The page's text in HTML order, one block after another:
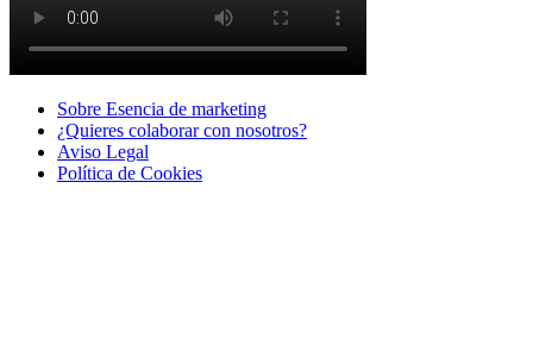
Sobre Esencia de marketing
¿Quieres colaborar con nosotros?
Aviso Legal
Polí­tica de Cookies